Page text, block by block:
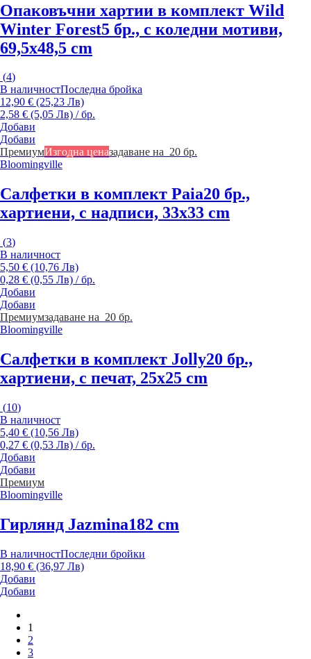
Опаковъчни хартии в комплект Wild
Winter Forest5 бр., с коледни мотиви,
69,5x48,5 cm
(4)
В наличностПоследна бройка
12,90 € (25,23 Лв)
2,58 € (5,05 Лв) / бр.
Добави
Добави
ПремиумИзгодна ценазадаване на 20 бр.
Bloomingville
Салфетки в комплект Paia20 бр.,
хартиени, с надписи, 33x33 cm
(3)
В наличност
5,50 € (10,76 Лв)
0,28 € (0,55 Лв) / бр.
Добави
Добави
Премиумзадаване на 20 бр.
Bloomingville
Салфетки в комплект Jolly20 бр.,
хартиени, с печат, 25x25 cm
(10)
В наличност
5,40 € (10,56 Лв)
0,27 € (0,53 Лв) / бр.
Добави
Добави
Премиум
Bloomingville
Гирлянд Jazmina182 cm
В наличностПоследни бройки
18,90 € (36,97 Лв)
Добави
Добави
1
2
3